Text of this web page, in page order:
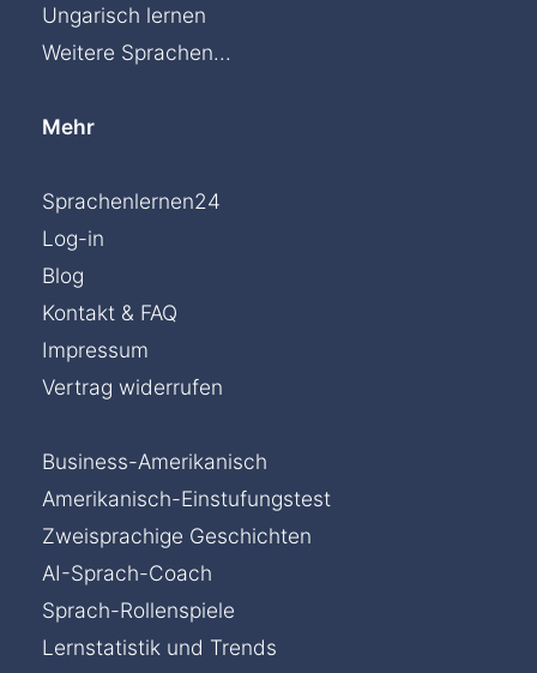
Ungarisch lernen
Weitere Sprachen...
Mehr
Sprachenlernen24
Log-in
Blog
Kontakt & FAQ
Impressum
Vertrag widerrufen
Business-Amerikanisch
Amerikanisch-Einstufungstest
Zweisprachige Geschichten
AI-Sprach-Coach
Sprach-Rollenspiele
Lernstatistik und Trends